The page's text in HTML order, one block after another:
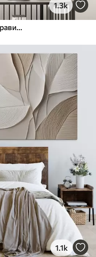
1.3k
Пишна сільська місцевість із яскравим лугом диких квітів, наповненим різнокольоровими квітами під хмарним небом
1.1k